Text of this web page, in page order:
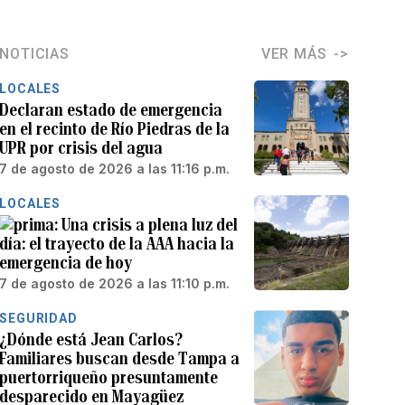
NOTICIAS VER MÁS
LOCALES
Declaran estado de emergencia
en el recinto de Río Piedras de la
UPR por crisis del agua
7 de agosto de 2026 a las 11:16 p.m.
LOCALES
Una crisis a plena luz del
día: el trayecto de la AAA hacia la
emergencia de hoy
7 de agosto de 2026 a las 11:10 p.m.
SEGURIDAD
¿Dónde está Jean Carlos?
Familiares buscan desde Tampa a
puertorriqueño presuntamente
desparecido en Mayagüez